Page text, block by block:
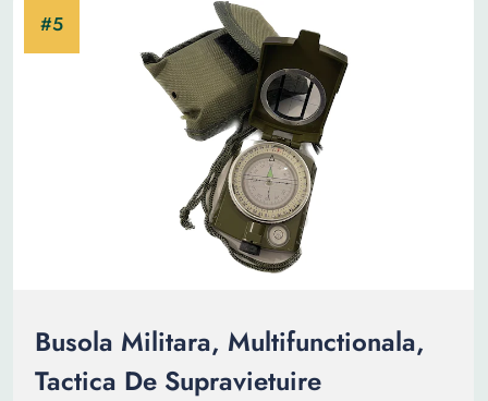
Busola Militara, Multifunctionala,
Tactica De Supravietuire